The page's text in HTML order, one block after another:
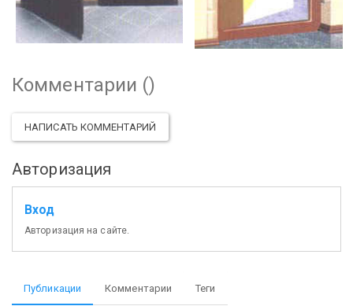
Комментарии ()
НАПИСАТЬ КОММЕНТАРИЙ
Авторизация
Вход
Авторизация на сайте.
Публикации Комментарии Теги